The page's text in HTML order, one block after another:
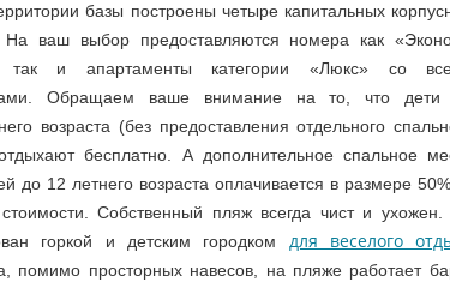
базы построены четыре капитальных
На ваш выбор предоставляются номера как
так и апартаменты категории «Люкс» со
Обращаем ваше внимание на то, что дети
возраста (без предоставления отдельного
бесплатно. А дополнительное спальное
до 12 летнего возраста оплачивается в размере
Собственный пляж всегда чист и
горкой и детским городком для веселого
помимо просторных навесов, на пляже работает